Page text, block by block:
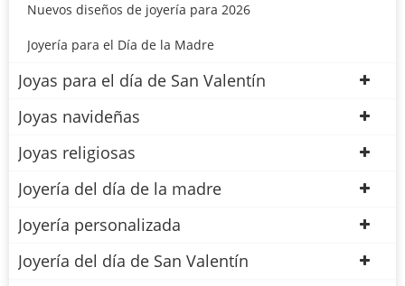
Nuevos diseños de joyería para 2026
Joyería para el Día de la Madre
Joyas para el día de San Valentín
Joyas navideñas
Joyas religiosas
Joyería del día de la madre
Joyería personalizada
Joyería del día de San Valentín